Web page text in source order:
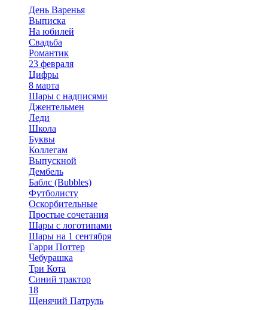
День Варенья
Выписка
На юбилей
Свадьба
Романтик
23 февраля
Цифры
8 марта
Шары с надписями
Джентельмен
Леди
Школа
Буквы
Коллегам
Выпускной
Дембель
Баблс (Bubbles)
Футболисту
Оскорбительные
Простые сочетания
Шары с логотипами
Шары на 1 сентября
Гарри Поттер
Чебурашка
Три Кота
Синий трактор
18
Щенячий Патруль